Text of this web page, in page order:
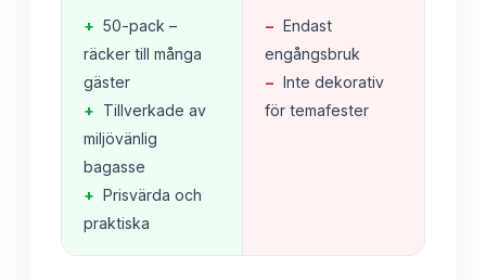
+ 50-pack –
räcker till många
gäster
+ Tillverkade av
miljövänlig
bagasse
+ Prisvärda och
praktiska
− Endast
engångsbruk
− Inte dekorativ
för temafester